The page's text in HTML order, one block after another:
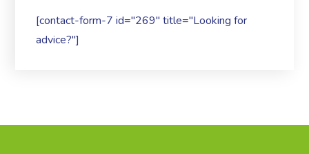
[contact-form-7 id="269" title="Looking for
advice?"]